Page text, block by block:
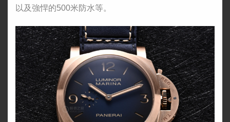
以及強悍的500米防水等。